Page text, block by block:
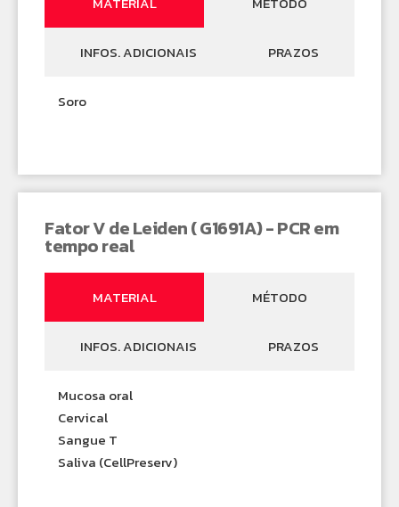
INFOS. ADICIONAIS PRAZOS
Soro
Fator V de Leiden ( G1691A) - PCR em
tempo real
MATERIAL MÉTODO
INFOS. ADICIONAIS PRAZOS
Mucosa oral
Cervical
Sangue T
Saliva (CellPreserv)